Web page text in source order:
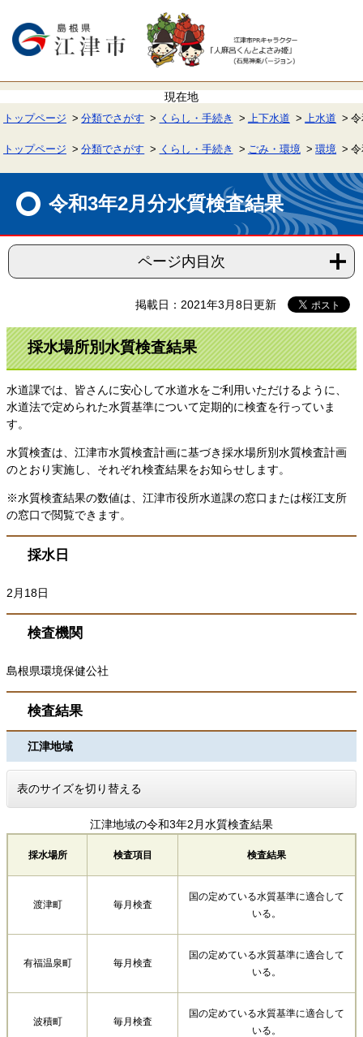
で
ば
本
へ
トップページ 分類でさがす くらし・手続き 上下水道 上水道
トップページ 分類でさがす くらし・手続き ごみ・環境 環境
令和3年2月分水質検査結果
ページ内目次
掲載日：2021年3月8日更新
採水場所別水質検査結果
水道課では、皆さんに安心して水道水をご利用いただけるように、
水道法で定められた水質基準について定期的に検査を行っていま
す。
水質検査は、江津市水質検査計画に基づき採水場所別水質検査計画
のとおり実施し、それぞれ検査結果をお知らせします。
※水質検査結果の数値は、江津市役所水道課の窓口または桜江支所
の窓口で閲覧できます。
採水日
2月18日
検査機関
島根県環境保健公社
検査結果
江津地域
表のサイズを切り替える
江津地域の令和3年2月水質検査結果
採水場所 検査項目 検査結果
渡津町 毎月検査
国の定めている水質基準に適合して
いる。
有福温泉町 毎月検査
国の定めている水質基準に適合して
いる。
波積町 毎月検査
国の定めている水質基準に適合して
いる。